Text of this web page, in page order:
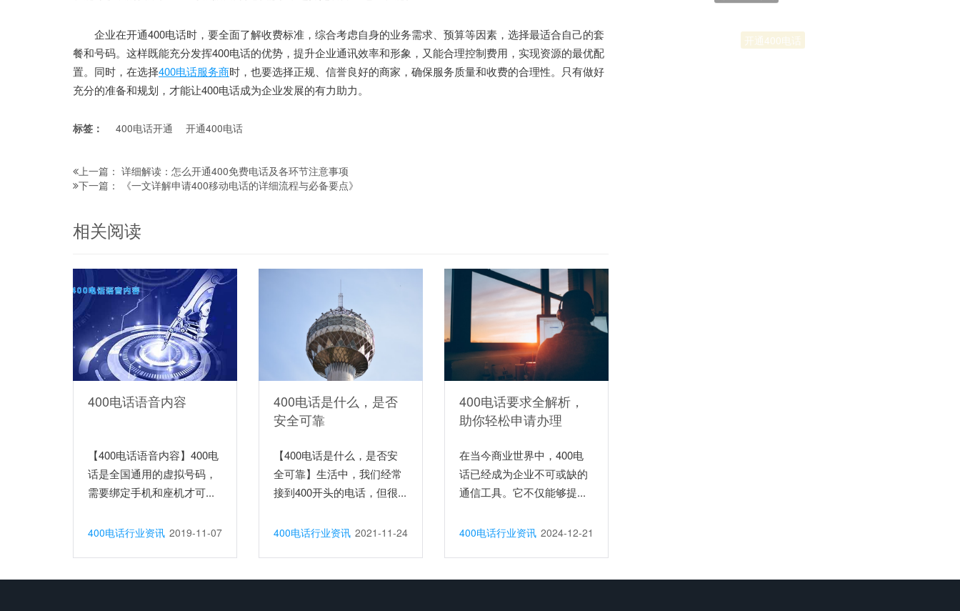
企业在开通400电话时，要全面了解收费标准，综合考虑自身的业务需求、预算等因素，选择最适合自己的套
餐和号码。这样既能充分发挥400电话的优势，提升企业通讯效率和形象，又能合理控制费用，实现资源的最优配
置。同时，在选择400电话服务商时，也要选择正规、信誉良好的商家，确保服务质量和收费的合理性。只有做好
充分的准备和规划，才能让400电话成为企业发展的有力助力。
标签： 400电话开通 开通400电话
上一篇： 详细解读：怎么开通400免费电话及各环节注意事项
下一篇： 《一文详解申请400移动电话的详细流程与必备要点》
相关阅读
400电话语音内容
【400电话语音内容】400电
话是全国通用的虚拟号码，
需要绑定手机和座机才可...
400电话行业资讯 2019-11-07
400电话是什么，是否
安全可靠
【400电话是什么，是否安
全可靠】生活中，我们经常
接到400开头的电话，但很...
400电话行业资讯 2021-11-24
400电话要求全解析，
助你轻松申请办理
在当今商业世界中，400电
话已经成为企业不可或缺的
通信工具。它不仅能够提...
400电话行业资讯 2024-12-21
开通400电话
联通400电话